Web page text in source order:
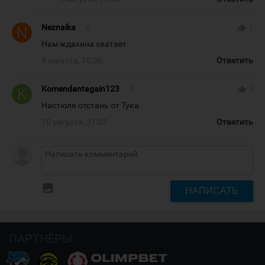
Neznaika
Нам ждахина хватает
Ответить
Komendantagain123
Настюля отстань от Тука
Ответить
НАПИСАТЬ